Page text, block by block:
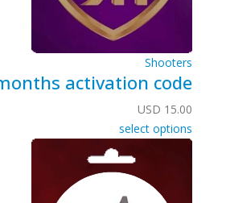
Shooters
activation code
USD 15.00
select options